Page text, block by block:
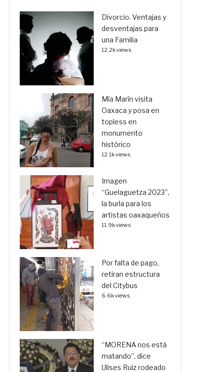
Divorcio. Ventajas y
desventajas para
una Familia
12.2k views
Mía Marín visita
Oaxaca y posa en
topless en
monumento
histórico
12.1k views
Imagen
“Guelaguetza 2023”,
la burla para los
artistas oaxaqueños
11.9k views
Por falta de pago,
retiran estructura
del Citybus
6.6k views
“MORENA nos está
matando”, dice
Ulises Ruiz rodeado